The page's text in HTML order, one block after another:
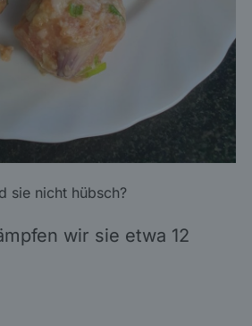
sie nicht hübsch?
wir sie etwa 12